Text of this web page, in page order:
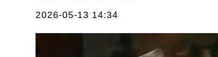
2026-05-13 14:34